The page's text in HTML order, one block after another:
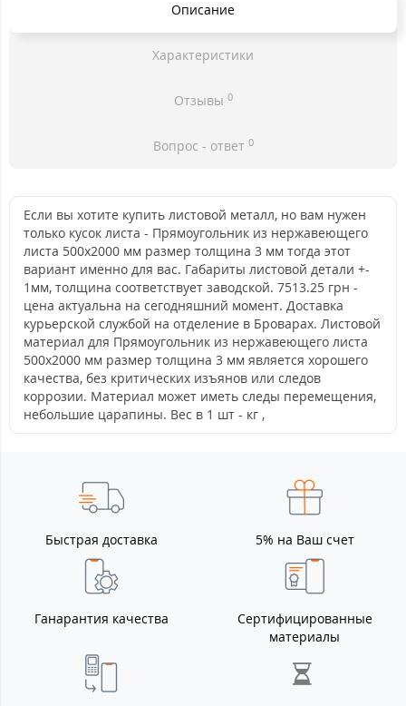
Описание
Характеристики
Отзывы 0
Вопрос - ответ 0
Если вы хотите купить листовой металл, но вам нужен
только кусок листа - Прямоугольник из нержавеющего
листа 500х2000 мм размер толщина 3 мм тогда этот
вариант именно для вас. Габариты листовой детали +-
1мм, толщина соответствует заводской. 7513.25 грн -
цена актуальна на сегодняшний момент. Доставка
курьерской службой на отделение в Броварах. Листовой
материал для Прямоугольник из нержавеющего листа
500х2000 мм размер толщина 3 мм является хорошего
качества, без критических изъянов или следов
коррозии. Материал может иметь следы перемещения,
небольшие царапины. Вес в 1 шт - кг ,
Быстрая доставка 5% на Ваш счет
Ганарантия качества
Сертифицированные
материалы